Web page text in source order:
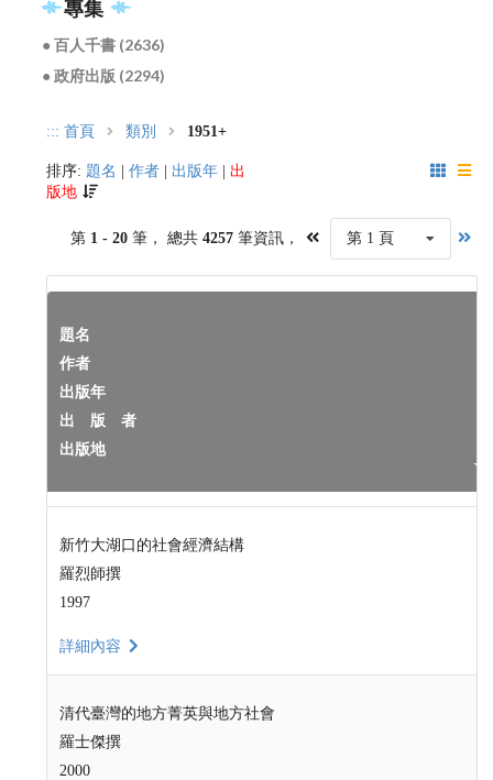
專集
● 百人千書 (2636)
● 政府出版 (2294)
::: 首頁 類別 1951+
排序: 題名 作者 出版年
出
版地
第 1 - 20 筆， 總共 4257筆資訊， 第 1 頁
題名
作者
出版年
出 版 者
出版地
新竹大湖口的社會經濟結構
羅烈師撰
1997
詳細內容
清代臺灣的地方菁英與地方社會
羅士傑撰
2000